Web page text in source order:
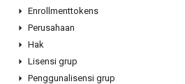
Enrollmenttokens
Perusahaan
Hak
Lisensi grup
Penggunalisensi grup